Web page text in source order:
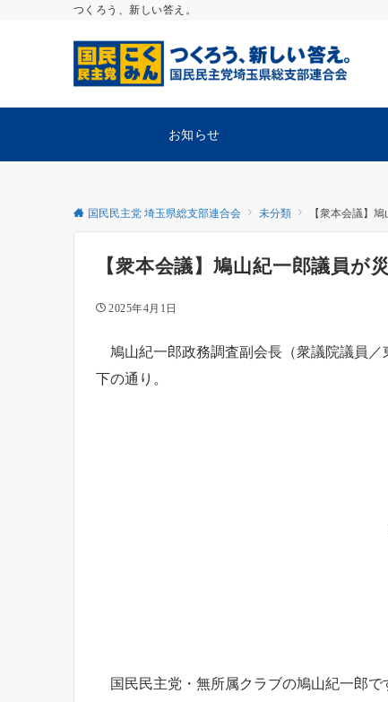
つくろう、新しい答え。
お知らせ
国民民主党 埼玉県総支部連合会 未分類 【衆本会議】
【衆本会議】鳩山紀一郎議員が
2025年4月1日
鳩山紀一郎政務調査副会長（衆議院議員／
下の通り。
国民民主党・無所属クラブの鳩山紀一郎で